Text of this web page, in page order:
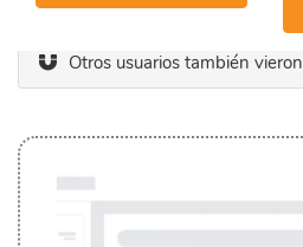
Otros usuarios también vieron